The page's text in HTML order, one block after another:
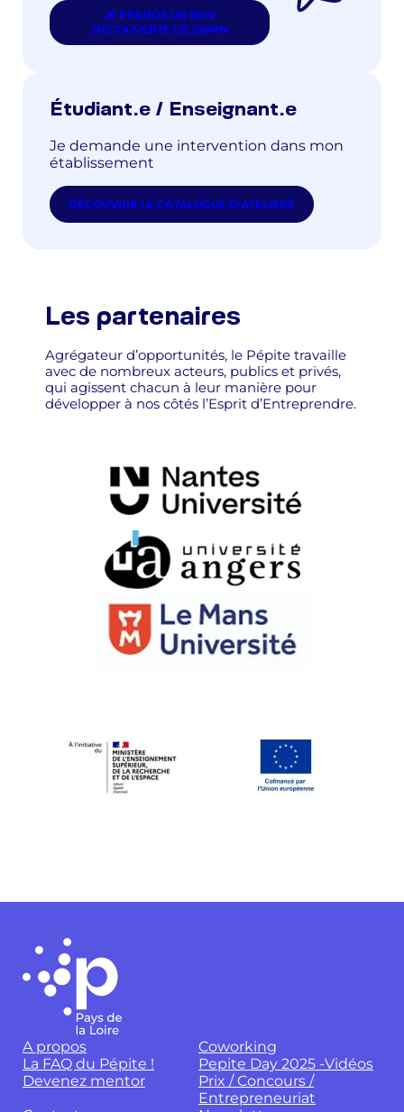
JE PRENDS UN RDV
DÉCOUVERTE DE 20MIN
Étudiant.e / Enseignant.e
Je demande une intervention dans mon
établissement
DÉCOUVRIR LE CATALOGUE D’ATELIERS
Les partenaires
Agrégateur d’opportunités, le Pépite travaille
avec de nombreux acteurs, publics et privés,
qui agissent chacun à leur manière pour
développer à nos côtés l’Esprit d’Entreprendre.
A propos
Coworking
La FAQ du Pépite !
Pepite Day 2025 -Vidéos
Devenez mentor
Prix / Concours /
Entrepreneuriat